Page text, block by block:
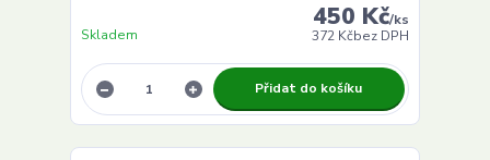
450 Kč/ks
372 Kčbez DPH
Skladem
Přidat do košíku